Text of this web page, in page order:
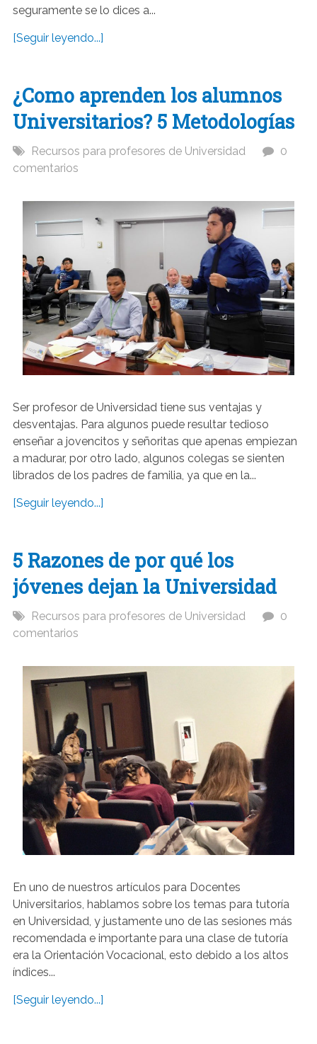
seguramente se lo dices a...
[Seguir leyendo...]
¿Como aprenden los alumnos
Universitarios? 5 Metodologías
Recursos para profesores de Universidad
0
comentarios
Ser profesor de Universidad tiene sus ventajas y
desventajas. Para algunos puede resultar tedioso
enseñar a jovencitos y señoritas que apenas empiezan
a madurar, por otro lado, algunos colegas se sienten
librados de los padres de familia, ya que en la...
[Seguir leyendo...]
5 Razones de por qué los
jóvenes dejan la Universidad
Recursos para profesores de Universidad
0
comentarios
En uno de nuestros artículos para Docentes
Universitarios, hablamos sobre los temas para tutoría
en Universidad, y justamente uno de las sesiones más
recomendada e importante para una clase de tutoría
era la Orientación Vocacional, esto debido a los altos
índices...
[Seguir leyendo...]